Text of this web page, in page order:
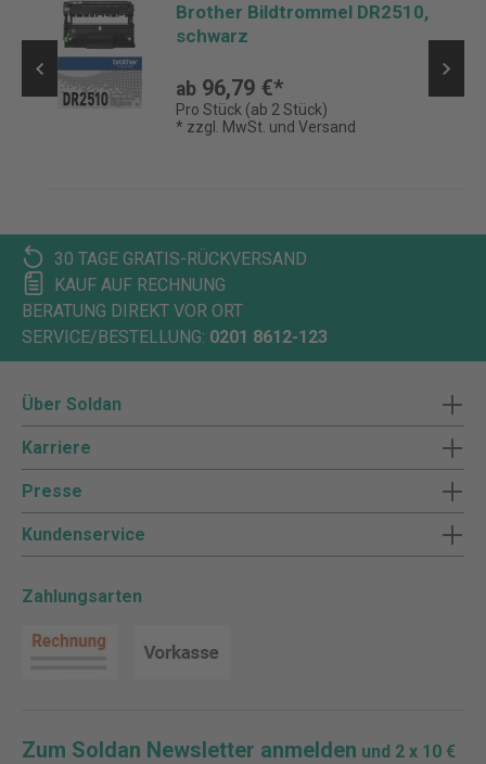
Brother Bildtrommel DR2510,
schwarz
ab 96,79 €*
Pro Stück (ab 2 Stück)
* zzgl. MwSt. und Versand
30 TAGE GRATIS-RÜCKVERSAND
KAUF AUF RECHNUNG
BERATUNG DIREKT VOR ORT
SERVICE/BESTELLUNG: 0201 8612-123
Über Soldan
Karriere
Presse
Kundenservice
Zahlungsarten
Zum Soldan Newsletter anmelden und 2 x 10 €